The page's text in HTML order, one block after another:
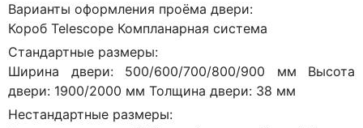
Варианты оформления проёма двери:
Короб Telescope Компланарная система
Стандартные размеры:
Ширина двери: 500/600/700/800/900 мм Высота
двери: 1900/2000 мм Толщина двери: 38 мм
Нестандартные размеры: